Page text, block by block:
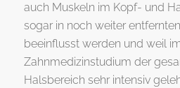
auch Muskeln im Kopf- und
sogar in noch weiter
beeinflusst werden und weil
Zahnmedizinstudium der
Halsbereich sehr intensiv